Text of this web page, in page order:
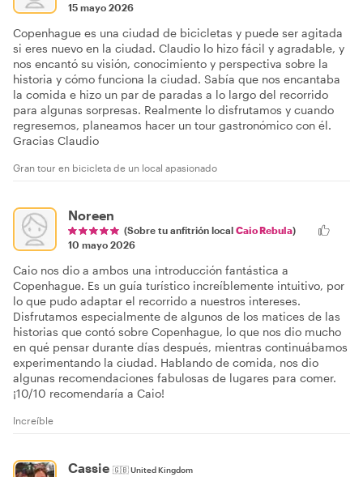
15 mayo 2026
Copenhague es una ciudad de bicicletas y puede ser agitada
si eres nuevo en la ciudad. Claudio lo hizo fácil y agradable, y
nos encantó su visión, conocimiento y perspectiva sobre la
historia y cómo funciona la ciudad. Sabía que nos encantaba
la comida e hizo un par de paradas a lo largo del recorrido
para algunas sorpresas. Realmente lo disfrutamos y cuando
regresemos, planeamos hacer un tour gastronómico con él.
Gracias Claudio
Gran tour en bicicleta de un local apasionado
Noreen
(Sobre tu anfitrión local Caio Rebula)
10 mayo 2026
Caio nos dio a ambos una introducción fantástica a
Copenhague. Es un guía turístico increíblemente intuitivo, por
lo que pudo adaptar el recorrido a nuestros intereses.
Disfrutamos especialmente de algunos de los matices de las
historias que contó sobre Copenhague, lo que nos dio mucho
en qué pensar durante días después, mientras continuábamos
experimentando la ciudad. Hablando de comida, nos dio
algunas recomendaciones fabulosas de lugares para comer.
¡10/10 recomendaría a Caio!
Increíble
Cassie 🇬🇧United Kingdom